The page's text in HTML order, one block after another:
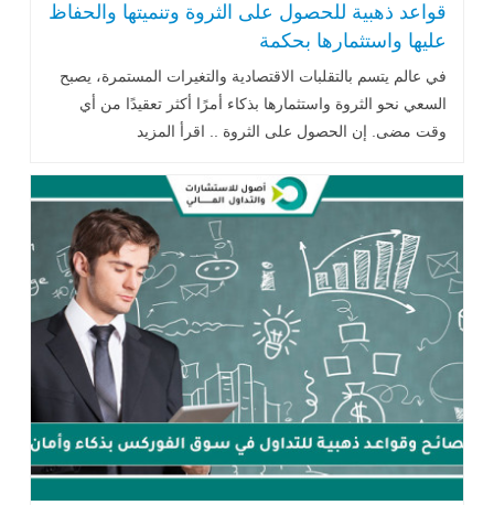
قواعد ذهبية للحصول على الثروة وتنميتها والحفاظ
عليها واستثمارها بحكمة
في عالم يتسم بالتقلبات الاقتصادية والتغيرات المستمرة، يصبح
السعي نحو الثروة واستثمارها بذكاء أمرًا أكثر تعقيدًا من أي
وقت مضى. إن الحصول على الثروة .. اقرأ المزيد